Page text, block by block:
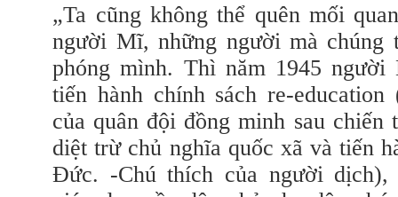
„Ta cũng không thể quên mối
người Mĩ, những người mà chúng
phóng mình. Thì năm 1945
tiến hành chính sách re-education
của quân đội đồng minh sau
diệt trừ chủ nghĩa quốc xã và tiến
Đức. -Chú thích của người dịch),